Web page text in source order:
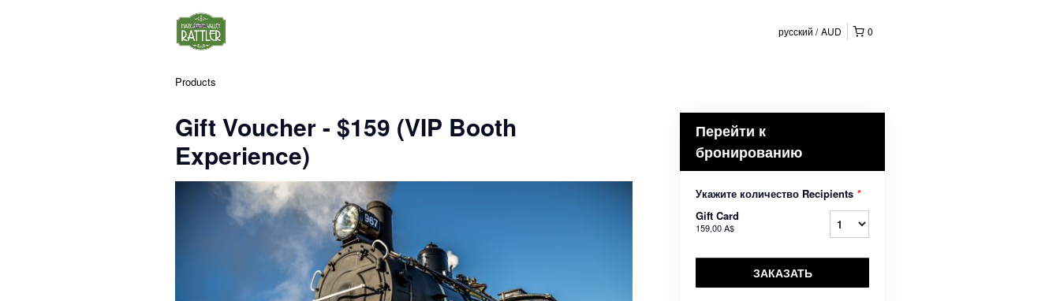
0
русский AUD
Products
Gift Voucher - $159 (VIP Booth
Experience)
Перейти к
бронированию
Укажите количество Recipients *
Gift Card
159,00 A$
ЗАКАЗАТЬ